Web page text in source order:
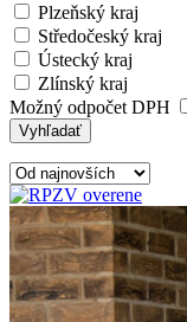
Plzeňský kraj
Středočeský kraj
Ústecký kraj
Zlínský kraj
Možný odpočet DPH
Vyhľadať